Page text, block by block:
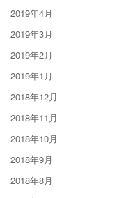
2019年4月
2019年3月
2019年2月
2019年1月
2018年12月
2018年11月
2018年10月
2018年9月
2018年8月